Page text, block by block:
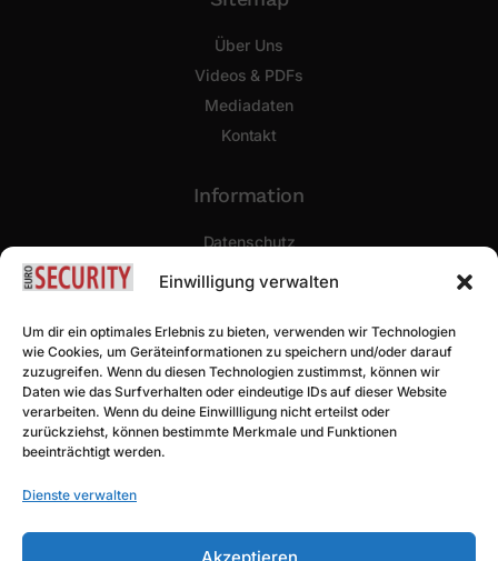
Einwilligung verwalten
Um dir ein optimales Erlebnis zu bieten, verwenden wir Technologien
wie Cookies, um Geräteinformationen zu speichern und/oder darauf
zuzugreifen. Wenn du diesen Technologien zustimmst, können wir
Daten wie das Surfverhalten oder eindeutige IDs auf dieser Website
verarbeiten. Wenn du deine Einwillligung nicht erteilst oder
zurückziehst, können bestimmte Merkmale und Funktionen
beeinträchtigt werden.
Dienste verwalten
Akzeptieren
Über Uns
Videos & PDFs
Mediadaten
Kontakt
Information
Datenschutz
Impressum
Newsletter Abonnieren